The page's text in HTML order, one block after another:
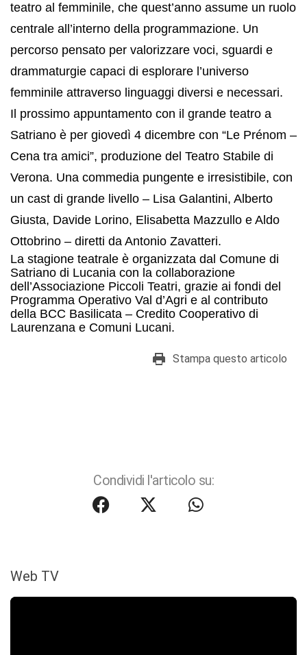
teatro al femminile, che quest’anno assume un ruolo
centrale all’interno della programmazione. Un
percorso pensato per valorizzare voci, sguardi e
drammaturgie capaci di esplorare l’universo
femminile attraverso linguaggi diversi e necessari.
Il prossimo appuntamento con il grande teatro a
Satriano è per giovedì 4 dicembre con “Le Prénom –
Cena tra amici”, produzione del Teatro Stabile di
Verona. Una commedia pungente e irresistibile, con
un cast di grande livello – Lisa Galantini, Alberto
Giusta, Davide Lorino, Elisabetta Mazzullo e Aldo
Ottobrino – diretti da Antonio Zavatteri.
La stagione teatrale è organizzata dal Comune di
Satriano di Lucania con la collaborazione
dell’Associazione Piccoli Teatri, grazie ai fondi del
Programma Operativo Val d’Agri e al contributo
della BCC Basilicata – Credito Cooperativo di
Laurenzana e Comuni Lucani.
Stampa questo articolo
Condividi l'articolo su:
Web TV